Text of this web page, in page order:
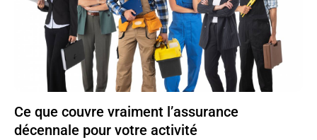
Ce que couvre vraiment l’assurance
décennale pour votre activité